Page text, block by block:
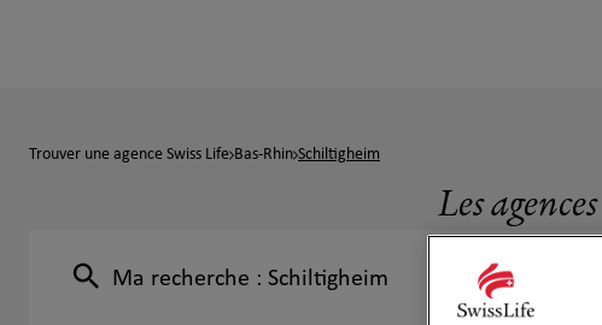
Trouver une agence Swiss Life Bas-Rhin Schiltigheim
Les
Ma recherche : Schiltigheim